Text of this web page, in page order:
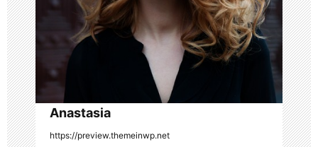
o
n
Anastasia
https://preview.themeinwp.net